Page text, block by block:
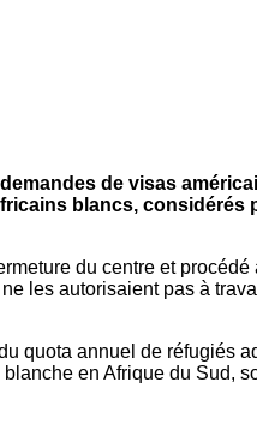
de visas
blancs,
du centre et
les autorisaient pas à
quota annuel de réfugiés
en Afrique du Sud,